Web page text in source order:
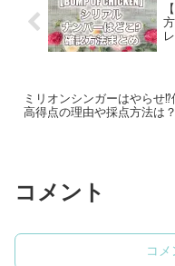
ミリオンシンガーはやらせ⁉︎
高得点の理由や採点方法は？
コメント
コ